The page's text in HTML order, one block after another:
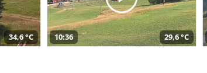
34,6 °C 10:36 29,6 °C